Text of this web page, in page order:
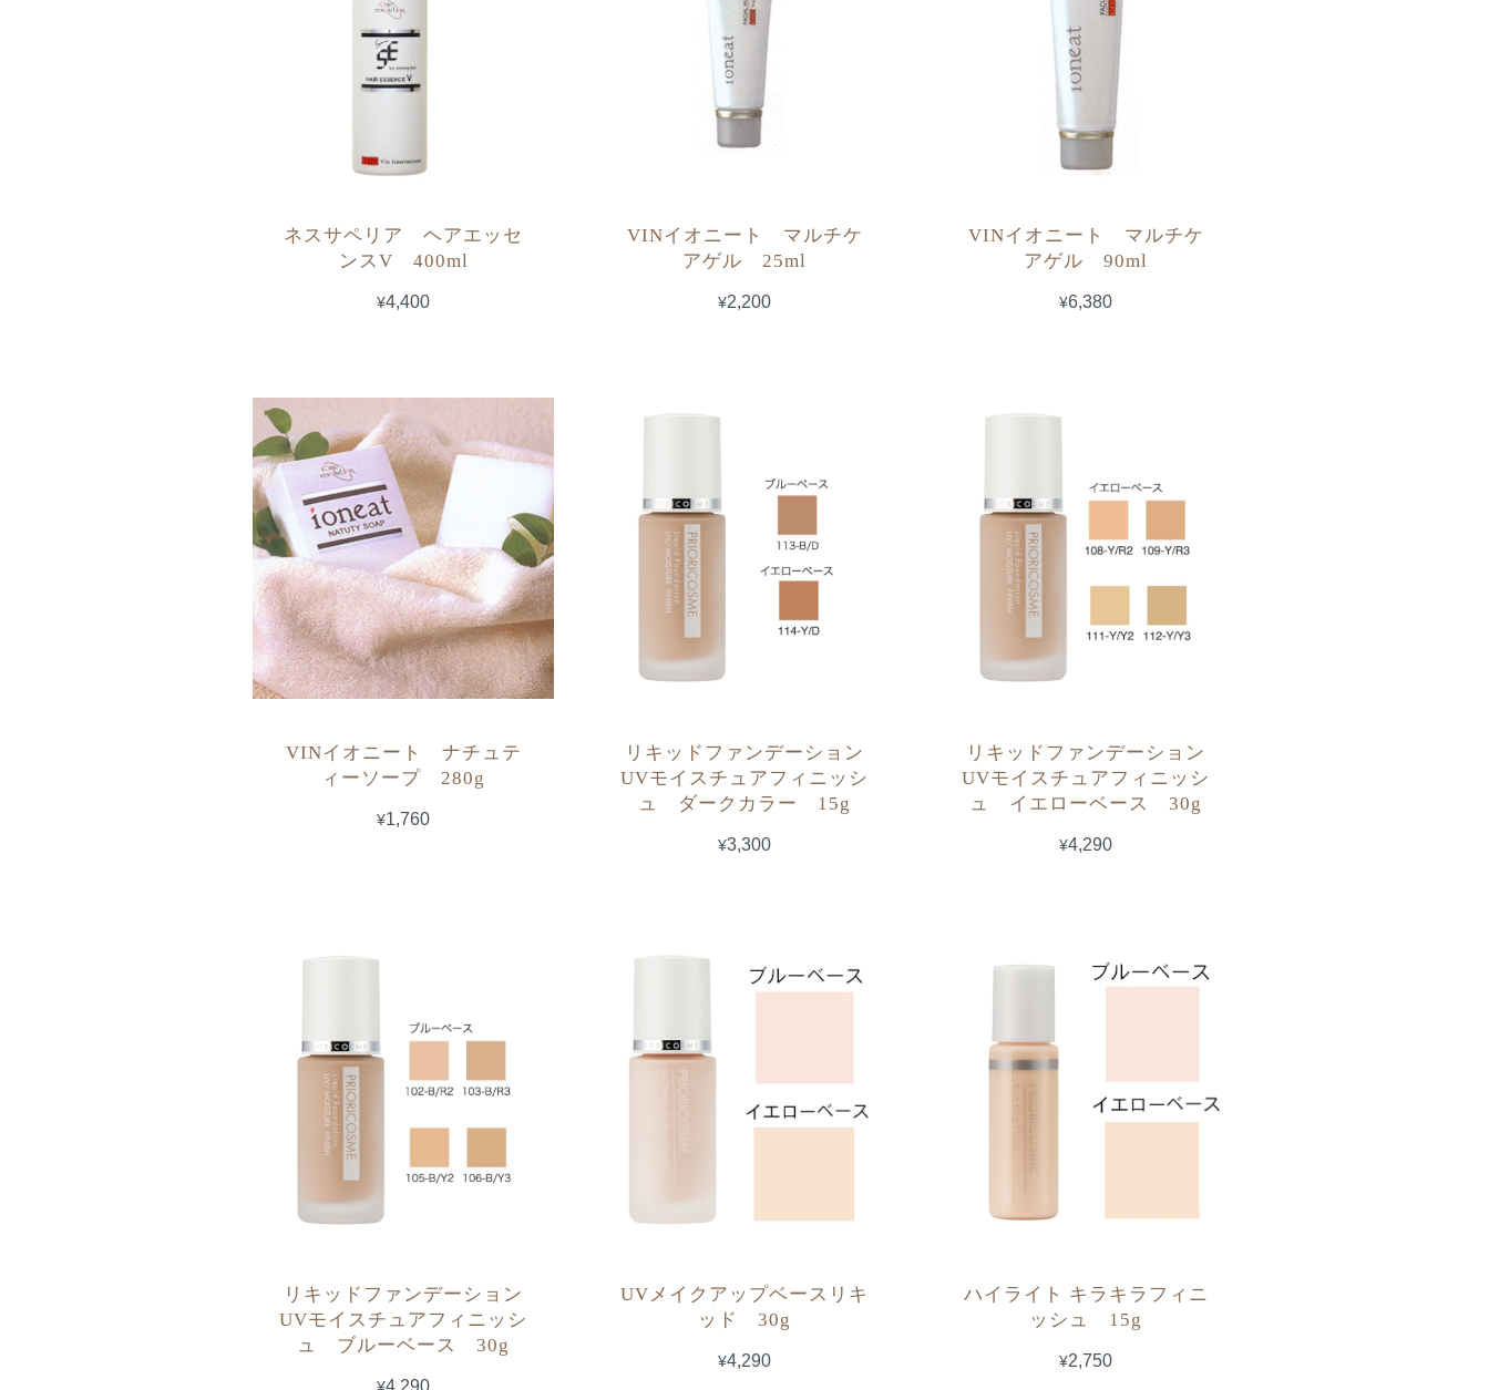
ネスサペリア ヘアエッセ
ンスV 400ml
¥4,400
VINイオニート マルチケ
アゲル 25ml
¥2,200
VINイオニート マルチケ
アゲル 90ml
¥6,380
VINイオニート ナチュテ
ィーソープ 280g
¥1,760
リキッドファンデーション
UVモイスチュアフィニッシ
ュ ダークカラー 15g
¥3,300
リキッドファンデーション
UVモイスチュアフィニッシ
ュ イエローベース 30g
¥4,290
リキッドファンデーション
UVモイスチュアフィニッシ
ュ ブルーベース 30g
UVメイクアップベースリキ
ッド 30g
¥4,290
ハイライト キラキラフィニ
ッシュ 15g
¥2,750